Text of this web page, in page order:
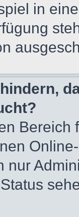
in
nur